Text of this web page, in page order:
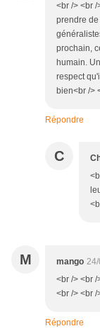
<br /> <br
prendre
prochain,
humain.
respect
bien<br />
Répondre
C
M mango
<br /> <br /
<br /> <br /
Répondre